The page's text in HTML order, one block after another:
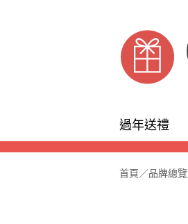
過年送禮
首頁 ／品牌總覽